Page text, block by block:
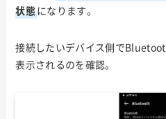
状態になります。
接続したいデバイス側で
表示されるのを確認。